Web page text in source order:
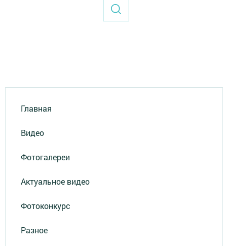
Главная
Видео
Фотогалереи
Актуальное видео
Фотоконкурс
Разное